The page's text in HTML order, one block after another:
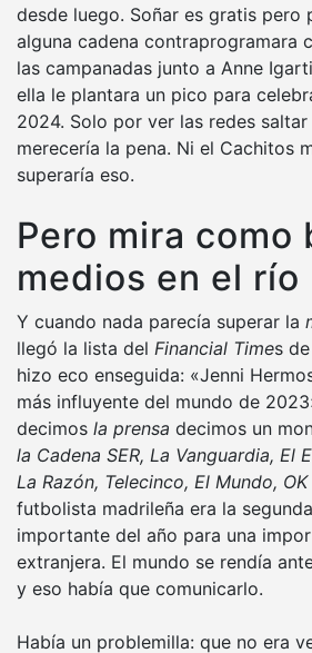
desde luego. Soñar es gratis pero
alguna cadena contraprogramara
las campanadas junto a Anne
ella le plantara un pico para
2024. Solo por ver las redes
merecería la pena. Ni el Cachitos
superaría eso.
Pero mira como
medios en el río
Y cuando nada parecía superar la
llegó la lista del Financial Times
hizo eco enseguida: «Jenni
más influyente del mundo de
decimos la prensa decimos un
la Cadena SER, La Vanguardia, El
La Razón, Telecinco, El Mundo,
futbolista madrileña era la
importante del año para una
extranjera. El mundo se rendía
y eso había que comunicarlo.
Había un problemilla: que no era